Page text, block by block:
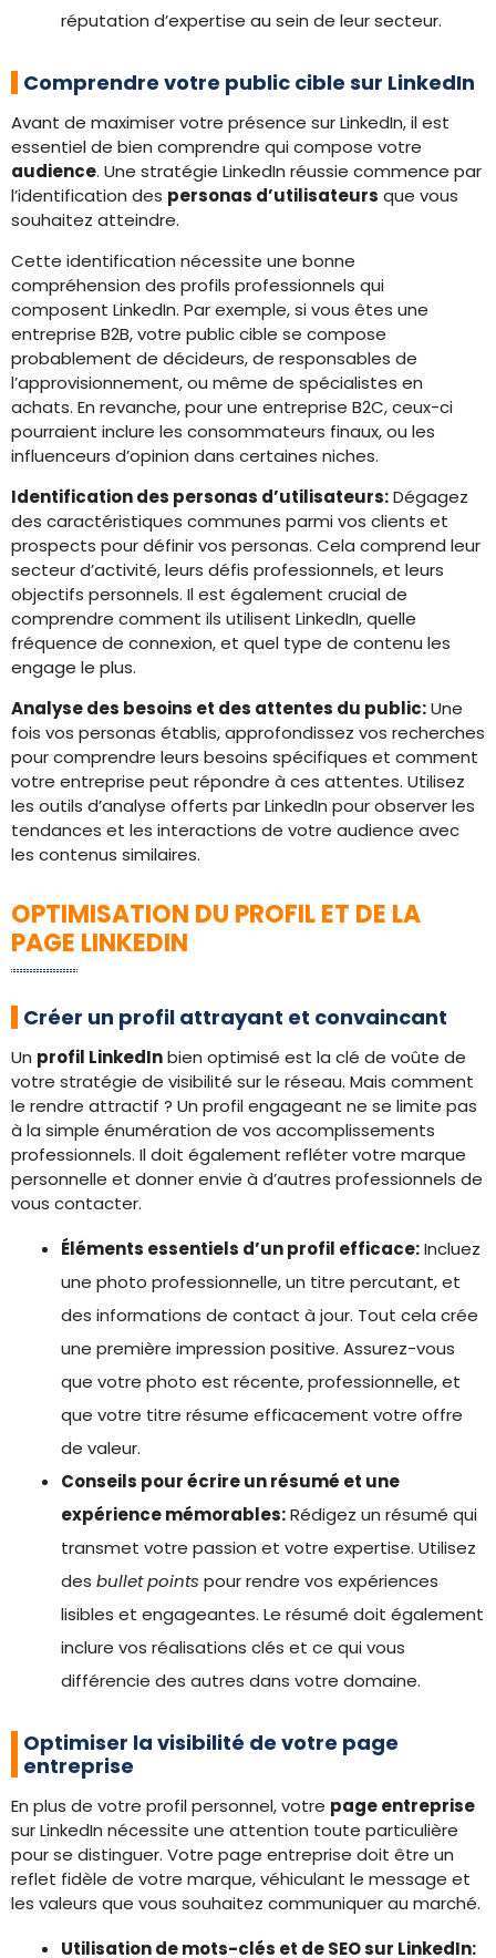
réputation d’expertise au sein de leur secteur.
Comprendre votre public cible sur LinkedIn
Avant de maximiser votre présence sur LinkedIn, il est
essentiel de bien comprendre qui compose votre
audience. Une stratégie LinkedIn réussie commence par
l’identification des personas d’utilisateurs que vous
souhaitez atteindre.
Cette identification nécessite une bonne
compréhension des profils professionnels qui
composent LinkedIn. Par exemple, si vous êtes une
entreprise B2B, votre public cible se compose
probablement de décideurs, de responsables de
l’approvisionnement, ou même de spécialistes en
achats. En revanche, pour une entreprise B2C, ceux-ci
pourraient inclure les consommateurs finaux, ou les
influenceurs d’opinion dans certaines niches.
Identification des personas d’utilisateurs:Dégagez
des caractéristiques communes parmi vos clients et
prospects pour définir vos personas. Cela comprend leur
secteur d’activité, leurs défis professionnels, et leurs
objectifs personnels. Il est également crucial de
comprendre comment ils utilisent LinkedIn, quelle
fréquence de connexion, et quel type de contenu les
engage le plus.
Analyse des besoins et des attentes du public:Une
fois vos personas établis, approfondissez vos recherches
pour comprendre leurs besoins spécifiques et comment
votre entreprise peut répondre à ces attentes. Utilisez
les outils d’analyse offerts par LinkedIn pour observer les
tendances et les interactions de votre audience avec
les contenus similaires.
OPTIMISATION DU PROFIL ET DE LA
PAGE LINKEDIN
Créer un profil attrayant et convaincant
Un profil LinkedInbien optimisé est la clé de voûte de
votre stratégie de visibilité sur le réseau. Mais comment
le rendre attractif ? Un profil engageant ne se limite pas
à la simple énumération de vos accomplissements
professionnels. Il doit également refléter votre marque
personnelle et donner envie à d’autres professionnels de
vous contacter.
Éléments essentiels d’un profil efficace:Incluez
une photo professionnelle, un titre percutant, et
des informations de contact à jour. Tout cela crée
une première impression positive. Assurez-vous
que votre photo est récente, professionnelle, et
que votre titre résume efficacement votre offre
de valeur.
Conseils pour écrire un résumé et une
expérience mémorables:Rédigez un résumé qui
transmet votre passion et votre expertise. Utilisez
des bullet points pour rendre vos expériences
lisibles et engageantes. Le résumé doit également
inclure vos réalisations clés et ce qui vous
différencie des autres dans votre domaine.
Optimiser la visibilité de votre page
entreprise
En plus de votre profil personnel, votre page entreprise
sur LinkedIn nécessite une attention toute particulière
pour se distinguer. Votre page entreprise doit être un
reflet fidèle de votre marque, véhiculant le message et
les valeurs que vous souhaitez communiquer au marché.
Utilisation de mots-clés et de SEO sur LinkedIn: